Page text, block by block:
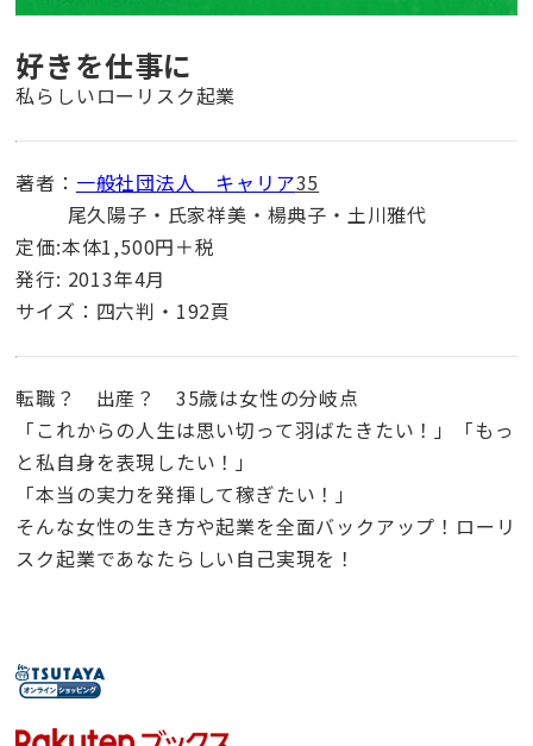
好きを仕事に
私らしいローリスク起業
著者： 一般社団法人 キャリア35
尾久陽子・氏家祥美・楊典子・土川雅代
定価:本体1,500円＋税
発行: 2013年4月
サイズ：四六判・192頁
転職？ 出産？ 35歳は女性の分岐点
「これからの人生は思い切って羽ばたきたい！」「もっ
と私自身を表現したい！」
「本当の実力を発揮して稼ぎたい！」
そんな女性の生き方や起業を全面バックアップ！ローリ
スク起業であなたらしい自己実現を！